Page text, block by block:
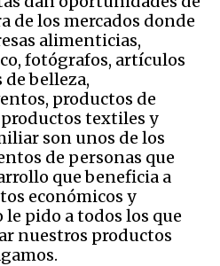
de los mercados donde
alimenticias,
fotógrafos, artículos
de belleza,
productos de
textiles y
son unos de los
de personas que
que beneficia a
económicos y
pido a todos los que
nuestros productos